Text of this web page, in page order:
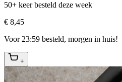
50+ keer besteld deze week
€ 8,45
Voor 23:59 besteld, morgen in huis!
+